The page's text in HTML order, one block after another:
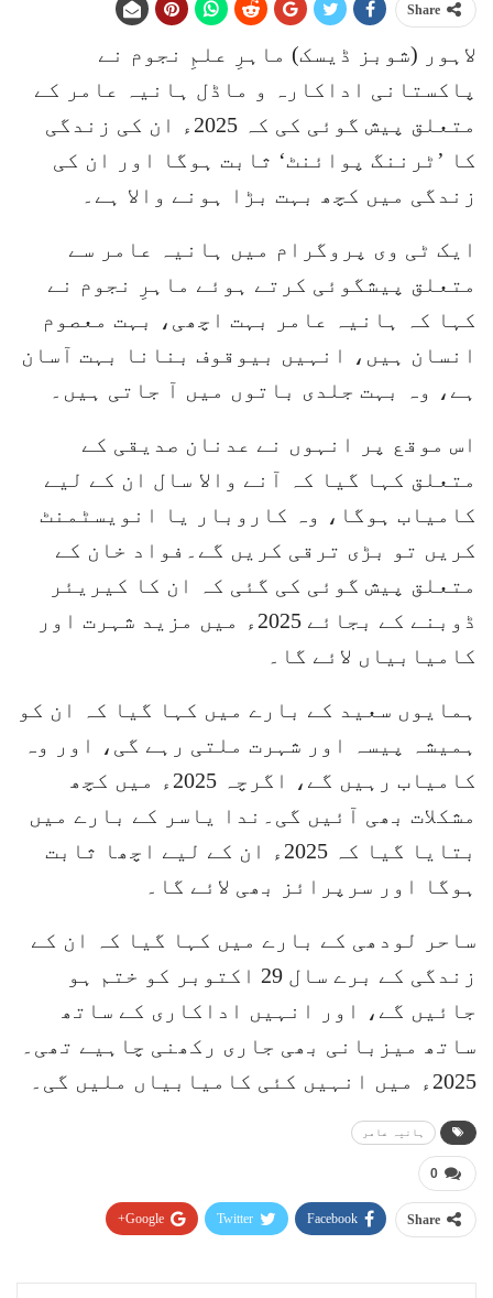
Share
لاہور (شوبز ڈیسک) ماہرِ علمِ نجوم نے
پاکستانی اداکارہ و ماڈل ہانیہ عامر کے
متعلق پیش گوئی کی کہ 2025ء ان کی زندگی
کا ’ٹرننگ پوائنٹ‘ ثابت ہوگا اور ان کی
زندگی میں کچھ بہت بڑا ہونے والا ہے۔
ایک ٹی وی پروگرام میں ہانیہ عامر سے
متعلق پیشگوئی کرتے ہوئے ماہرِ نجوم نے
کہا کہ ہانیہ عامر بہت اچھی، بہت معصوم
انسان ہیں، انہیں بیوقوف بنانا بہت آسان
ہے، وہ بہت جلدی باتوں میں آ جاتی ہیں۔
اس موقع پر انہوں نے عدنان صدیقی کے
متعلق کہا گیا کہ آنے والا سال ان کے لیے
کامیاب ہوگا، وہ کاروبار یا انویسٹمنٹ
کریں تو بڑی ترقی کریں گے۔فواد خان کے
متعلق پیش گوئی کی گئی کہ ان کا کیریئر
ڈوبنے کے بجائے 2025ء میں مزید شہرت اور
کامیابیاں لائے گا۔
ہمایوں سعید کے بارے میں کہا گیا کہ ان کو
ہمیشہ پیسہ اور شہرت ملتی رہے گی، اور وہ
کامیاب رہیں گے، اگرچہ 2025ء میں کچھ
مشکلات بھی آئیں گی۔ندا یاسر کے بارے میں
بتایا گیا کہ 2025ء ان کے لیے اچھا ثابت
ہوگا اور سرپرائز بھی لائے گا۔
ساحر لودھی کے بارے میں کہا گیا کہ ان کے
زندگی کے برے سال 29 اکتوبر کو ختم ہو
جائیں گے، اور انہیں اداکاری کے ساتھ
ساتھ میزبانی بھی جاری رکھنی چاہیے تھی۔
2025ء میں انہیں کئی کامیابیاں ملیں گی۔
ہانیہ عامر
0
Share
Facebook
Twitter
Google+